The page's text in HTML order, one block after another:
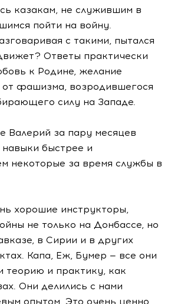
казакам, не служившим в
пойти на войну.
с такими, пытался
Ответы практически
к Родине, желание
фашизма, возродившегося
силу на Западе.
Валерий за пару месяцев
быстрее и
некоторые за время службы в
хорошие инструкторы,
не только на Донбассе, но
в Сирии и в других
Капа, Еж, Бумер — все они
теорию и практику, как
Они делились с нами
опытом. Это очень ценно,